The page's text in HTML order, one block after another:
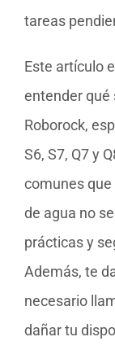
tareas
Este artículo
entender qué
Roborock,
S6, S7, Q7 y
comunes
de agua no
prácticas y
Además, te
necesario
dañar tu